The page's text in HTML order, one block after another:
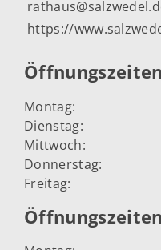
https://
Montag:
Dienstag:
Mittwoch:
Donnerstag:
Freitag: